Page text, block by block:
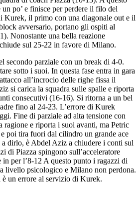
po’ e finisce per perdere il filo del
Kurek, il primo con una diagonale out e il
avversario, portano gli ospiti al
Nonostante una bella reazione
sul 25-22 in favore di Milano.
secondo parziale con un break di 4-0.
sotto i suoi. In questa fase entra in gara
all’incrocio delle righe fissa il
si carica la squadra sulle spalle e riporta
consecutivi (16-16). Si ritorna a un bel
fino al 24-23. L’errore di Kurek
Fine di parziale ad alta tensione con
ragione e riporta i suoi avanti, ma Petric
poi tira fuori dal cilindro un grande ace
dirlo, è Abdel Aziz a chiudere i conti sul
di Piazza spingono sull’acceleratore
in per l’8-12 A questo punto i ragazzi di
livello psicologico e Milano non perdona.
un errore al servizio di Kurek.